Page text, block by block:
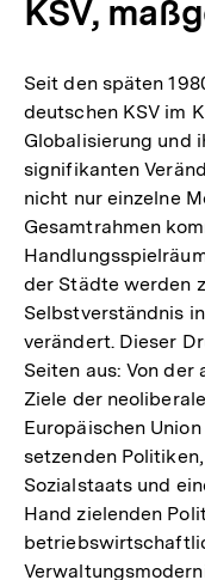
KSV,
Seit den späten
deutschen KSV im
Globalisierung und
signifikanten
nicht nur einzelne
Gesamtrahmen
der Städte werden
Selbstverständnis
verändert. Dieser
Seiten aus: Von
Ziele der
Europäischen
setzenden
Sozialstaats und
Hand zielenden